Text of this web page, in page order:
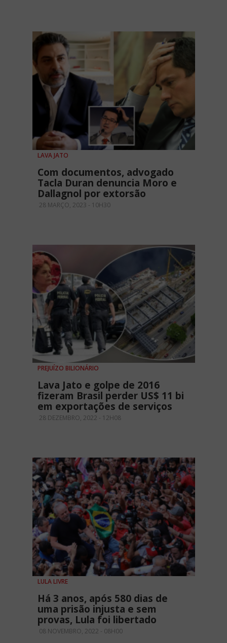
LAVA JATO
Com documentos, advogado
Tacla Duran denuncia Moro e
Dallagnol por extorsão
28 MARÇO, 2023 - 10H30
PREJUÍZO BILIONÁRIO
Lava Jato e golpe de 2016
fizeram Brasil perder US$ 11 bi
em exportações de serviços
28 DEZEMBRO, 2022 - 12H08
LULA LIVRE
Há 3 anos, após 580 dias de
uma prisão injusta e sem
provas, Lula foi libertado
08 NOVEMBRO, 2022 - 08H00